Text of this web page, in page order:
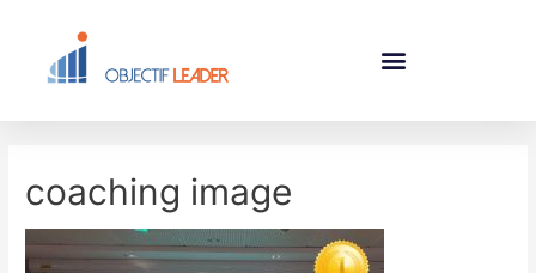
coaching image